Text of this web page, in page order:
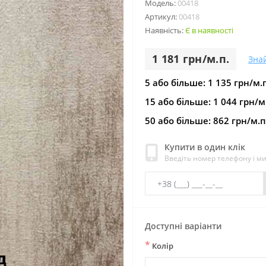
Модель:00418
Артикул:00418
Наявність:Є в наявності
1 181 грн/м.п.
5 або більше: 1 135 грн/
15 або більше: 1 044 грн/
50 або більше: 862 грн/
Купити в один клік
Введіть номер телефону і
Доступні варіанти
* Колір